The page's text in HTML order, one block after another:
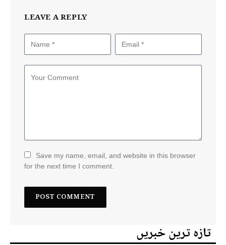
LEAVE A REPLY
Save my name, email, and website in this browser
for the next time I comment.
تازہ ترین خبریں